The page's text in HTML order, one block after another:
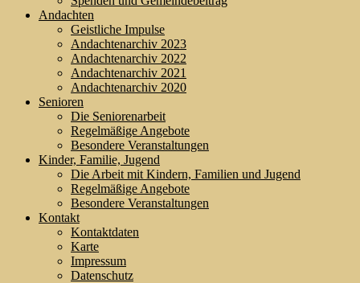
Andachten
Geistliche Impulse
Andachtenarchiv 2023
Andachtenarchiv 2022
Andachtenarchiv 2021
Andachtenarchiv 2020
Senioren
Die Seniorenarbeit
Regelmäßige Angebote
Besondere Veranstaltungen
Kinder, Familie, Jugend
Die Arbeit mit Kindern, Familien und Jugend
Regelmäßige Angebote
Besondere Veranstaltungen
Kontakt
Kontaktdaten
Karte
Impressum
Datenschutz